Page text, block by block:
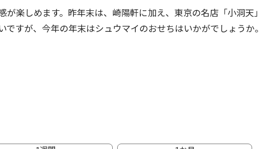
楽しめます。昨年末は、崎陽軒に加え、東京の名店「小洞天」
すが、今年の年末はシュウマイのおせちはいかがでしょうか。